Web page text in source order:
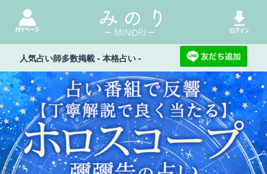
人気占い師多数掲載 - 本格占い -